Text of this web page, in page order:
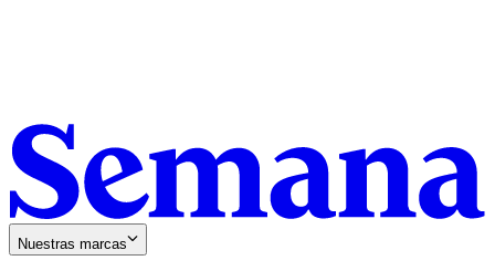
Nuestras marcas